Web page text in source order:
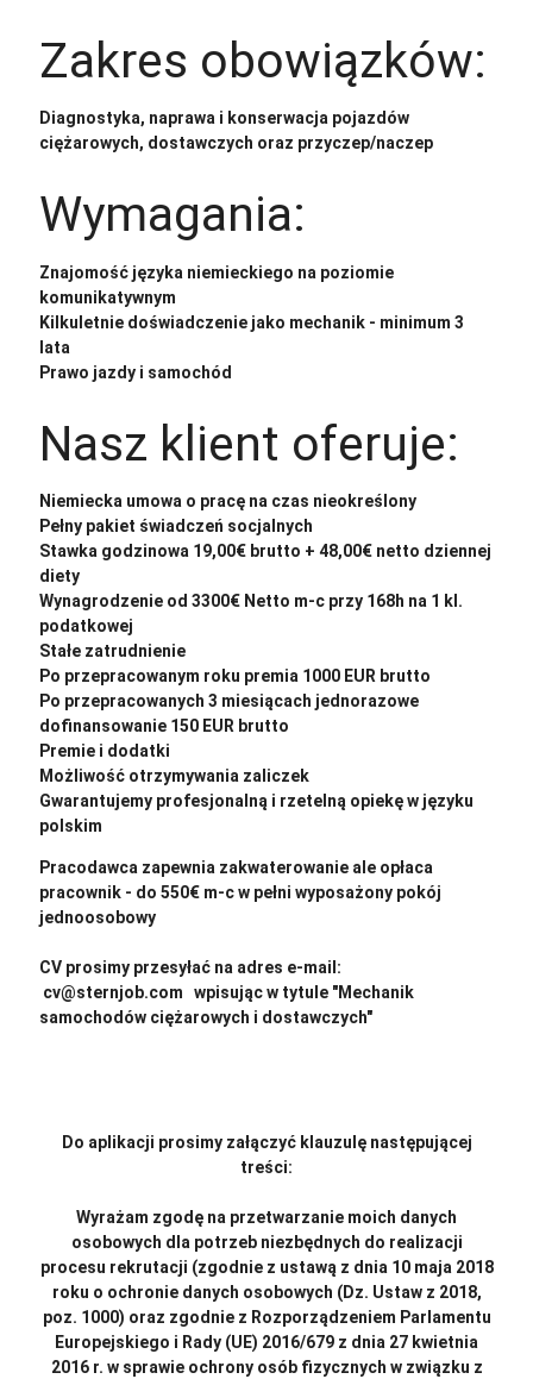
Zakres obowiązków:
Diagnostyka, naprawa i konserwacja pojazdów
ciężarowych, dostawczych oraz przyczep/naczep
Wymagania:
Znajomość języka niemieckiego na poziomie
komunikatywnym
Kilkuletnie doświadczenie jako mechanik - minimum 3
lata
Prawo jazdy i samochód
Nasz klient oferuje:
Niemiecka umowa o pracę na czas nieokreślony
Pełny pakiet świadczeń socjalnych
Stawka godzinowa 19,00€ brutto + 48,00€ netto dziennej
diety
Wynagrodzenie od 3300€ Netto m-c przy 168h na 1 kl.
podatkowej
Stałe zatrudnienie
Po przepracowanym roku premia 1000 EUR brutto
Po przepracowanych 3 miesiącach jednorazowe
dofinansowanie 150 EUR brutto
Premie i dodatki
Możliwość otrzymywania zaliczek
Gwarantujemy profesjonalną i rzetelną opiekę w języku
polskim
Pracodawca zapewnia zakwaterowanie ale opłaca
pracownik - do 550€ m-c w pełni wyposażony pokój
jednoosobowy
CV prosimy przesyłać na adres e-mail:
cv@sternjob.com wpisując w tytule "Mechanik
samochodów ciężarowych i dostawczych"
Do aplikacji prosimy załączyć klauzulę następującej
treści:
Wyrażam zgodę na przetwarzanie moich danych
osobowych dla potrzeb niezbędnych do realizacji
procesu rekrutacji (zgodnie z ustawą z dnia 10 maja 2018
roku o ochronie danych osobowych (Dz. Ustaw z 2018,
poz. 1000) oraz zgodnie z Rozporządzeniem Parlamentu
Europejskiego i Rady (UE) 2016/679 z dnia 27 kwietnia
2016 r. w sprawie ochrony osób fizycznych w związku z